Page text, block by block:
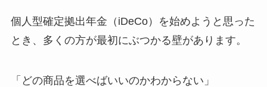
個人型確定拠出年金（iDeCo）を始めようと思った
とき、多くの方が最初にぶつかる壁があります。
「どの商品を選べばいいのかわからない」